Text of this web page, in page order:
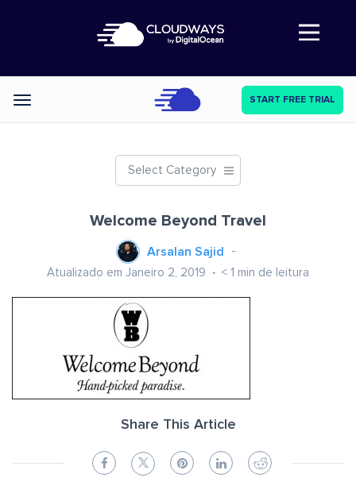
Abre a navegação
Categories START FREE TRIAL
Select Category
Welcome Beyond Travel
Arsalan Sajid
Atualizado em Janeiro 2, 2019 < 1 min de leitura
Share This Article